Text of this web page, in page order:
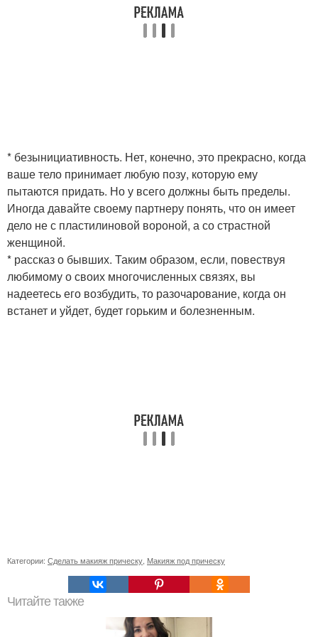
* безынициативность. Нет, конечно, это прекрасно, когда
ваше тело принимает любую позу, которую ему
пытаются придать. Но у всего должны быть пределы.
Иногда давайте своему партнеру понять, что он имеет
дело не с пластилиновой вороной, а со страстной
женщиной.
* рассказ о бывших. Таким образом, если, повествуя
любимому о своих многочисленных связях, вы
надеетесь его возбудить, то разочарование, когда он
встанет и уйдет, будет горьким и болезненным.
Категории: Сделать макияж прическу Макияж под прическу
Читайте также